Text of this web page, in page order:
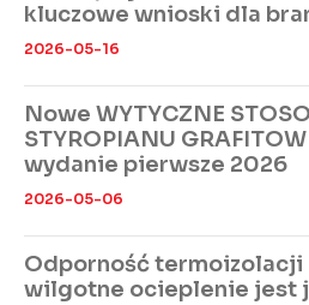
kluczowe wnioski dla
2026-05-16
Nowe WYTYCZNE
STYROPIANU
wydanie pierwsze 2026
2026-05-06
Odporność termoizolacji
wilgotne ocieplenie jest